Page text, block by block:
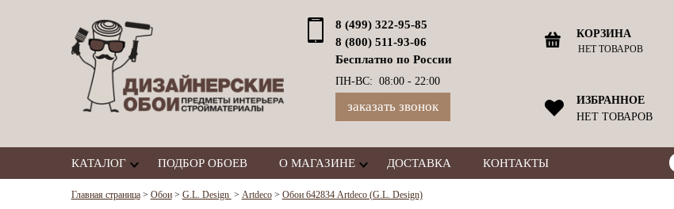
8 (499) 322-95-85
8 (800) 511-93-06
Бесплатно по России
ПН-ВС: 08:00 - 22:00
заказать звонок
КОРЗИНА
НЕТ ТОВАРОВ
ИЗБРАННОЕ
НЕТ ТОВАРОВ
КАТАЛОГ ПОДБОР ОБОЕВ О МАГАЗИНЕ ДОСТАВКА КОНТАКТЫ
Главная страница> Обои> G.L. Design > Artdeco> Обои 642834 Artdeco (G.L. Design)